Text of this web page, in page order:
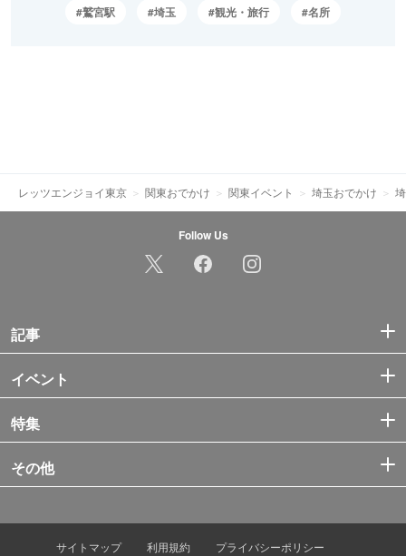
鷲宮駅 埼玉 観光・旅行 名所
レッツエンジョイ東京 関東おでかけ 関東イベント 埼玉おでかけ
Follow Us
記事
イベント
特集
その他
サイトマップ 利用規約 プライバシーポリシー